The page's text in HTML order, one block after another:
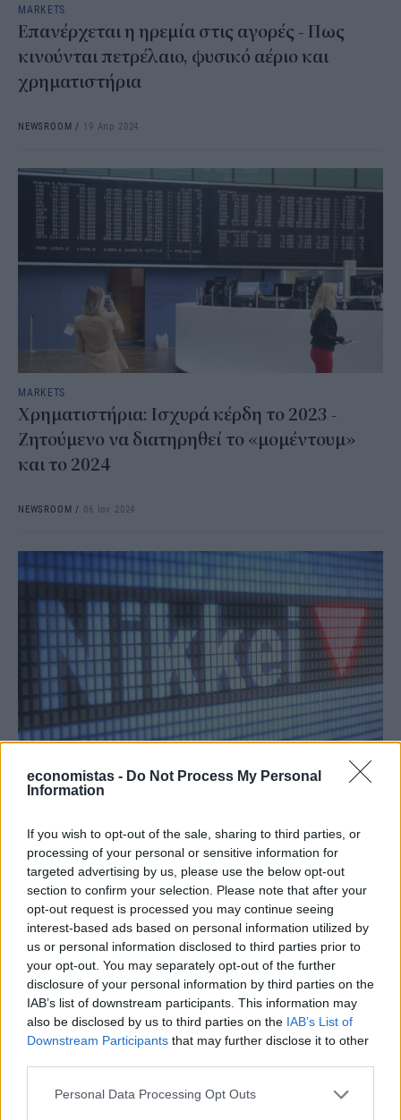
economistas - Do Not Process My Personal
Information
If you wish to opt-out of the sale, sharing to third parties, or
processing of your personal or sensitive information for
targeted advertising by us, please use the below opt-out
section to confirm your selection. Please note that after your
opt-out request is processed you may continue seeing
interest-based ads based on personal information utilized by
us or personal information disclosed to third parties prior to
your opt-out. You may separately opt-out of the further
disclosure of your personal information by third parties on the
IAB’s list of downstream participants. This information may
also be disclosed by us to third parties on the IAB’s List of
Downstream Participants that may further disclose it to other
Personal Data Processing Opt Outs
MARKETS
Επανέρχεται η ηρεμία στις αγορές - Πως
κινούνται πετρέλαιο, φυσικό αέριο και
χρηματιστήρια
NEWSROOM / 19 Απρ 2024
MARKETS
Χρηματιστήρια: Ισχυρά κέρδη το 2023 -
Ζητούμενο να διατηρηθεί το «μομέντουμ»
και το 2024
NEWSROOM / 06 Ιαν 2024
MARKETS
Μεικτά πρόσημα στα ασιατικά
NEWSROOM/ 26 Δεκ 2023